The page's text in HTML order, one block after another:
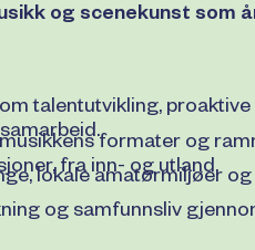
og scenekunst som
talentutvikling, proaktive
formater og
fra inn- og utland.
lokale amatørmiljøer og
og samfunnsliv